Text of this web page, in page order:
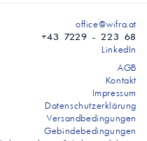
office@wifra.at
+43 7229 - 223 68
LinkedIn
AGB
Kontakt
Impressum
Datenschutzerklärung
Versandbedingungen
Gebindebedingungen